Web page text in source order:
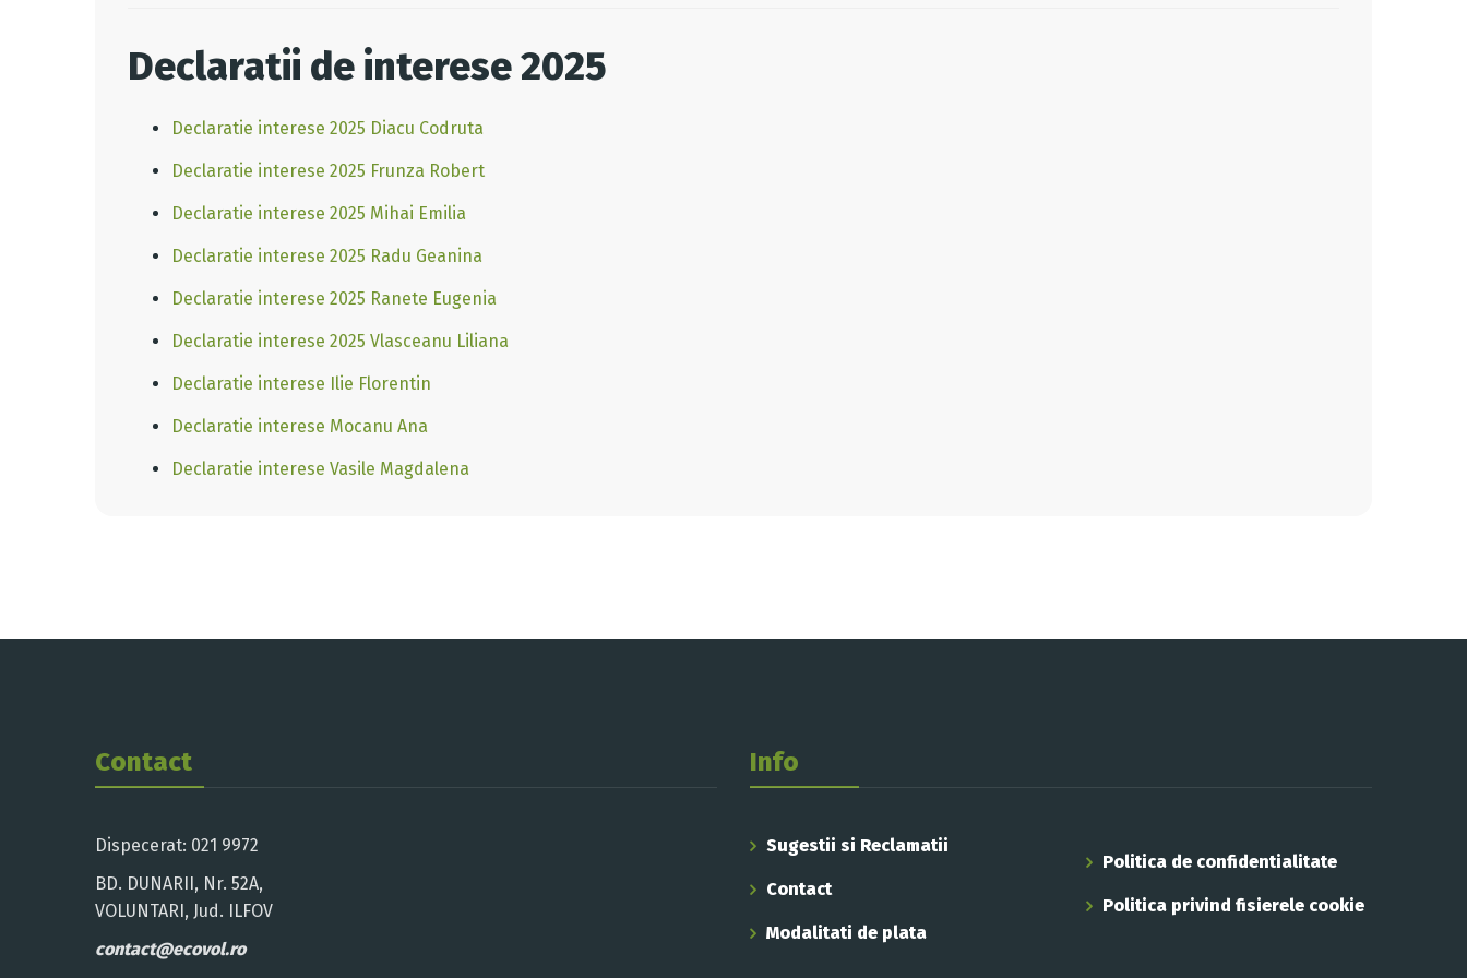
Declaratii de interese 2025
Declaratie interese 2025 Diacu Codruta
Declaratie interese 2025 Frunza Robert
Declaratie interese 2025 Mihai Emilia
Declaratie interese 2025 Radu Geanina
Declaratie interese 2025 Ranete Eugenia
Declaratie interese 2025 Vlasceanu Liliana
Declaratie interese Ilie Florentin
Declaratie interese Mocanu Ana
Declaratie interese Vasile Magdalena
Contact
Dispecerat: 021 9972
BD. DUNARII, Nr. 52A,
VOLUNTARI, Jud. ILFOV
contact@ecovol.ro
Info
Sugestii si Reclamatii
Contact
Modalitati de plata
Politica de confidentialitate
Politica privind fisierele cookie